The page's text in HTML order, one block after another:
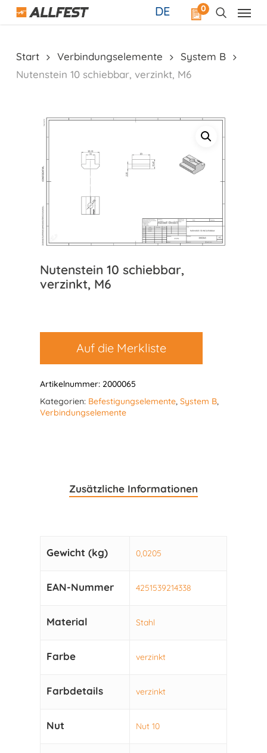
Skip
0
DE
Start Verbindungselemente
System B
Nutenstein 10 schiebbar, verzinkt, M6
Nutenstein 10 schiebbar,
verzinkt, M6
Auf die Merkliste
Artikelnummer: 2000065
Kategorien: Befestigungselemente, System B,
Verbindungselemente
Zusätzliche Informationen
Gewicht (kg) 0,0205
EAN-Nummer 4251539214338
Material Stahl
Farbe verzinkt
Farbdetails verzinkt
Nut Nut 10